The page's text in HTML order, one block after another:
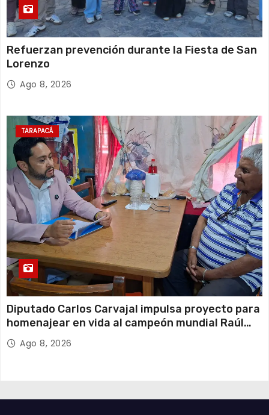
Refuerzan prevención durante la Fiesta de San
Lorenzo
Ago 8, 2026
TARAPACÁ
Diputado Carlos Carvajal impulsa proyecto para
homenajear en vida al campeón mundial Raúl
Choque
Ago 8, 2026